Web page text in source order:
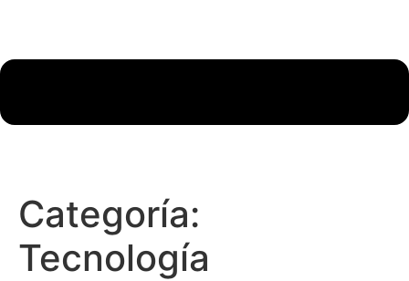
Categoría:
Tecnología